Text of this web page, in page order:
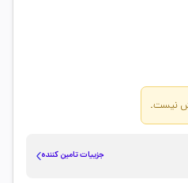
نیست.
جزییات تامین کننده